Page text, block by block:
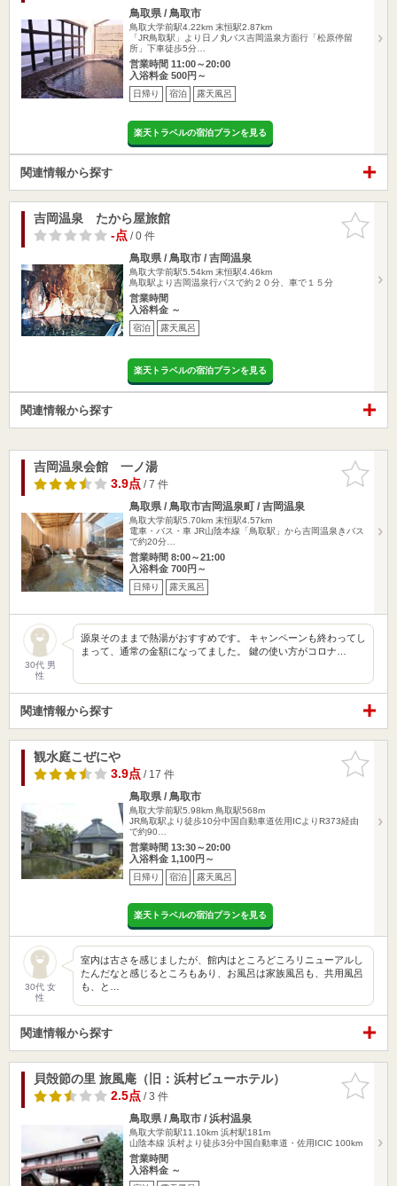
鳥取県 / 鳥取市
鳥取大学前駅4.22km 末恒駅2.87km
「JR鳥取駅」より日ノ丸バス吉岡温泉方面行「松原停留
所」下車徒歩5分…
営業時間 11:00～20:00
入浴料金 500円～
日帰り 宿泊 露天風呂
楽天トラベルの宿泊プランを見る
関連情報から探す
お気に入
りに追加
吉岡温泉 たから屋旅館
-点/ 0 件
鳥取県 / 鳥取市 / 吉岡温泉
鳥取大学前駅5.54km 末恒駅4.46km
鳥取駅より吉岡温泉行バスで約２０分、車で１５分
営業時間
入浴料金 ～
宿泊 露天風呂
楽天トラベルの宿泊プランを見る
関連情報から探す
お気に入
りに追加
吉岡温泉会館 一ノ湯
3.9点/ 7 件
鳥取県 / 鳥取市吉岡温泉町 / 吉岡温泉
鳥取大学前駅5.70km 末恒駅4.57km
電車・バス・車 JR山陰本線「鳥取駅」から吉岡温泉きバス
で約20分…
営業時間 8:00～21:00
入浴料金 700円～
日帰り 露天風呂
30代 男
性
源泉そのままで熱湯がおすすめです。 キャンペーンも終わってし
まって、通常の金額になってました。 鍵の使い方がコロナ…
関連情報から探す
お気に入
りに追加
観水庭こぜにや
3.9点/ 17 件
鳥取県 / 鳥取市
鳥取大学前駅5.98km 鳥取駅568m
JR鳥取駅より徒歩10分中国自動車道佐用ICよりR373経由
で約90…
営業時間 13:30～20:00
入浴料金 1,100円～
日帰り 宿泊 露天風呂
楽天トラベルの宿泊プランを見る
30代 女
性
室内は古さを感じましたが、館内はところどころリニューアルし
たんだなと感じるところもあり、お風呂は家族風呂も、共用風呂
も、と…
関連情報から探す
お気に入
りに追加
貝殻節の里 旅風庵（旧：浜村ビューホテル）
2.5点/ 3 件
鳥取県 / 鳥取市 / 浜村温泉
鳥取大学前駅11.10km 浜村駅181m
山陰本線 浜村より徒歩3分中国自動車道・佐用ICIC 100km
営業時間
入浴料金 ～